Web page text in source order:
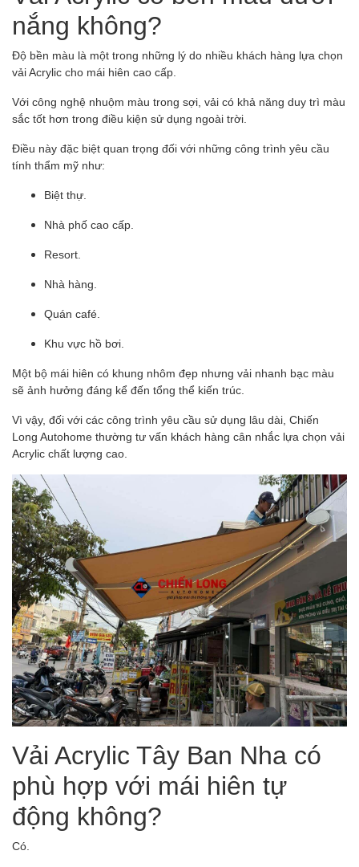
nắng không?
Độ bền màu là một trong những lý do nhiều khách hàng lựa chọn
vải Acrylic cho mái hiên cao cấp.
Với công nghệ nhuộm màu trong sợi, vải có khả năng duy trì màu
sắc tốt hơn trong điều kiện sử dụng ngoài trời.
Điều này đặc biệt quan trọng đối với những công trình yêu cầu
tính thẩm mỹ như:
Biệt thự.
Nhà phố cao cấp.
Resort.
Nhà hàng.
Quán café.
Khu vực hồ bơi.
Một bộ mái hiên có khung nhôm đẹp nhưng vải nhanh bạc màu
sẽ ảnh hưởng đáng kể đến tổng thể kiến trúc.
Vì vậy, đối với các công trình yêu cầu sử dụng lâu dài, Chiến
Long Autohome thường tư vấn khách hàng cân nhắc lựa chọn vải
Acrylic chất lượng cao.
Vải Acrylic Tây Ban Nha có
phù hợp với mái hiên tự
động không?
Có.